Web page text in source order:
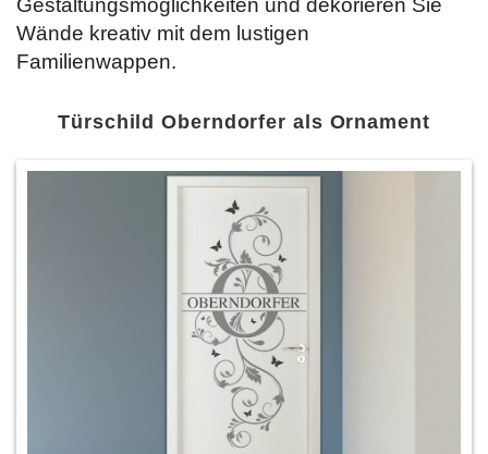
Gestaltungsmöglichkeiten und dekorieren Sie
Wände kreativ mit dem lustigen
Familienwappen.
Türschild Oberndorfer als Ornament